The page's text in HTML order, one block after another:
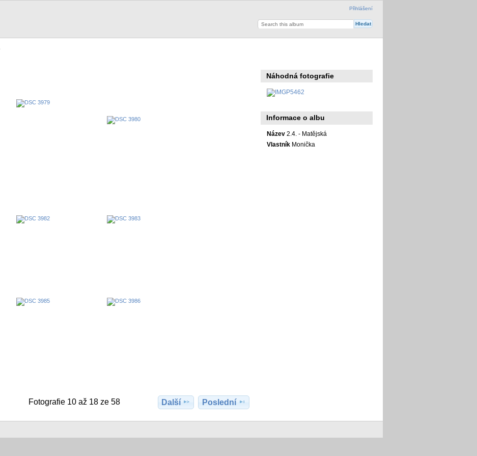
Přihlášení
Fotografie 10 až 18 ze 58 Další Poslední
Náhodná fotografie
Informace o albu
Název2.4. - Matějská
VlastníkMonička